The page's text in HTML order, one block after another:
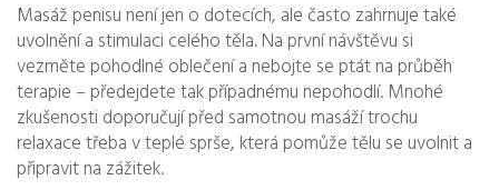
Masáž penisu není jen o dotecích, ale často zahrnuje také
uvolnění a stimulaci celého těla. Na první návštěvu si
vezměte pohodlné oblečení a nebojte se ptát na průběh
terapie – předejdete tak případnému nepohodlí. Mnohé
zkušenosti doporučují před samotnou masáží trochu
relaxace třeba v teplé sprše, která pomůže tělu se uvolnit a
připravit na zážitek.